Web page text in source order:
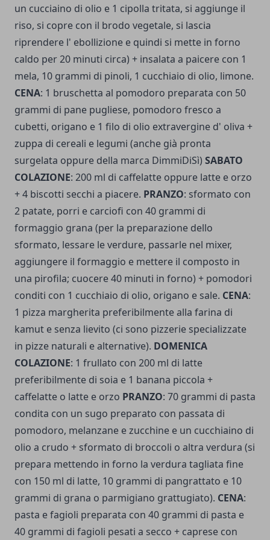
un cucciaino di olio e 1 cipolla tritata, si aggiunge il
riso, si copre con il brodo vegetale, si lascia
riprendere l' ebollizione e quindi si mette in forno
caldo per 20 minuti circa) + insalata a paicere con 1
mela, 10 grammi di pinoli, 1 cucchiaio di olio, limone.
CENA: 1 bruschetta al pomodoro preparata con 50
grammi di pane pugliese, pomodoro fresco a
cubetti, origano e 1 filo di olio extravergine d' oliva +
zuppa di cereali e legumi (anche già pronta
surgelata oppure della marca DimmiDiSì) SABATO
COLAZIONE: 200 ml di caffelatte oppure latte e orzo
+ 4 biscotti secchi a piacere. PRANZO: sformato con
2 patate, porri e carciofi con 40 grammi di
formaggio grana (per la preparazione dello
sformato, lessare le verdure, passarle nel mixer,
aggiungere il formaggio e mettere il composto in
una pirofila; cuocere 40 minuti in forno) + pomodori
conditi con 1 cucchiaio di olio, origano e sale. CENA:
1 pizza margherita preferibilmente alla farina di
kamut e senza lievito (ci sono pizzerie specializzate
in pizze naturali e alternative). DOMENICA
COLAZIONE: 1 frullato con 200 ml di latte
preferibilmente di soia e 1 banana piccola +
caffelatte o latte e orzo PRANZO: 70 grammi di pasta
condita con un sugo preparato con passata di
pomodoro, melanzane e zucchine e un cucchiaino di
olio a crudo + sformato di broccoli o altra verdura (si
prepara mettendo in forno la verdura tagliata fine
con 150 ml di latte, 10 grammi di pangrattato e 10
grammi di grana o parmigiano grattugiato). CENA:
pasta e fagioli preparata con 40 grammi di pasta e
40 grammi di fagioli pesati a secco + caprese con